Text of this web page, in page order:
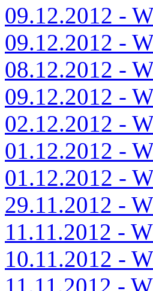
09.12.2012 -
09.12.2012 -
08.12.2012 -
09.12.2012 -
02.12.2012 -
01.12.2012 -
01.12.2012 -
29.11.2012 -
11.11.2012 -
10.11.2012 -
11.11.2012 -